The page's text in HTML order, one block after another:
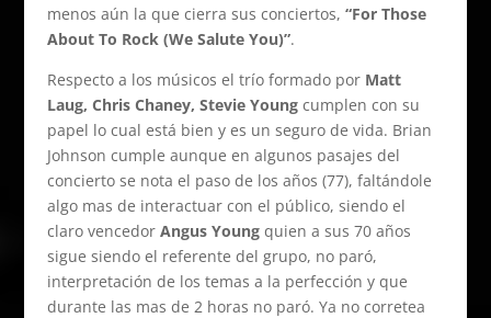
menos aún la que cierra sus conciertos, “For Those
About To Rock (We Salute You)”.
Respecto a los músicos el trío formado por Matt
Laug, Chris Chaney, Stevie Youngcumplen con su
papel lo cual está bien y es un seguro de vida. Brian
Johnson cumple aunque en algunos pasajes del
concierto se nota el paso de los años (77), faltándole
algo mas de interactuar con el público, siendo el
claro vencedor Angus Youngquien a sus 70 años
sigue siendo el referente del grupo, no paró,
interpretación de los temas a la perfección y que
durante las mas de 2 horas no paró. Ya no corretea